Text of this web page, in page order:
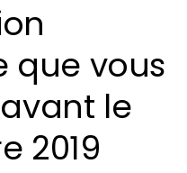
que vous
le
2019